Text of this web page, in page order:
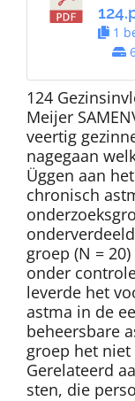
Contact
1
124
Meijer
veertig
nagegaan
Üggen aan
chronisch
groep (N =
onder
leverde het
astma in de
beheersbare
groep het
Gerelateerd
sten, die